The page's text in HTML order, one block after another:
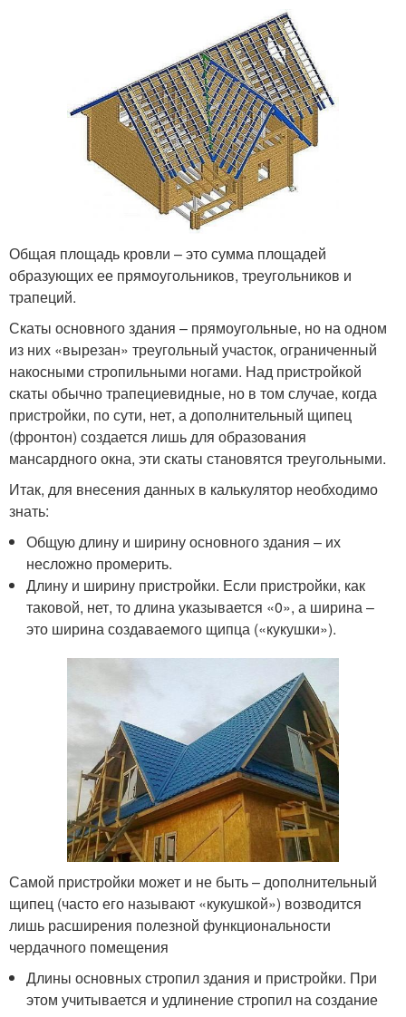
Общая площадь кровли – это сумма площадей
образующих ее прямоугольников, треугольников и
трапеций.
Скаты основного здания – прямоугольные, но на одном
из них «вырезан» треугольный участок, ограниченный
накосными стропильными ногами. Над пристройкой
скаты обычно трапециевидные, но в том случае, когда
пристройки, по сути, нет, а дополнительный щипец
(фронтон) создается лишь для образования
мансардного окна, эти скаты становятся треугольными.
Итак, для внесения данных в калькулятор необходимо
знать:
Общую длину и ширину основного здания – их
несложно промерить.
Длину и ширину пристройки. Если пристройки, как
таковой, нет, то длина указывается «0», а ширина –
это ширина создаваемого щипца («кукушки»).
Самой пристройки может и не быть – дополнительный
щипец (часто его называют «кукушкой») возводится
лишь расширения полезной функциональности
чердачного помещения
Длины основных стропил здания и пристройки. При
этом учитывается и удлинение стропил на создание